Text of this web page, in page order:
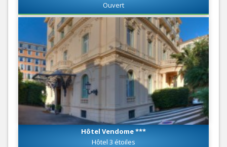
Ouvert
Hôtel Vendome ***
Hôtel 3 étoiles